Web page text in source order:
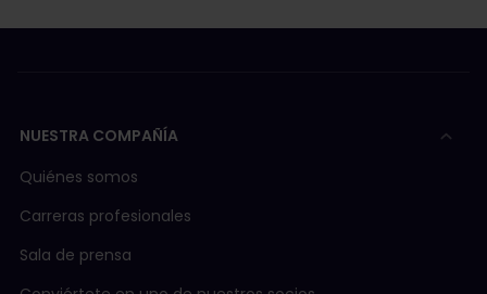
NUESTRA COMPAÑÍA
Quiénes somos
Carreras profesionales
Sala de prensa